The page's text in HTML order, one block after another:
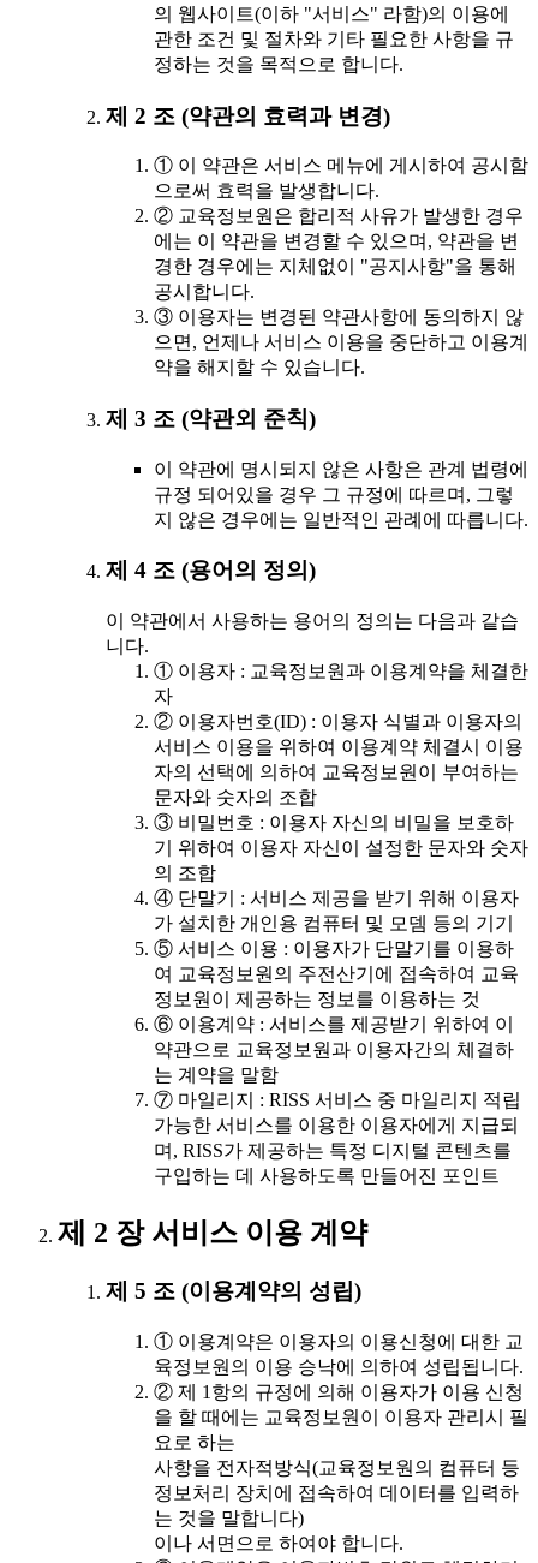
의 웹사이트(이하 "서비스" 라함)의 이용에
관한 조건 및 절차와 기타 필요한 사항을 규
정하는 것을 목적으로 합니다.
제 2 조 (약관의 효력과 변경)
① 이 약관은 서비스 메뉴에 게시하여 공시함
으로써 효력을 발생합니다.
② 교육정보원은 합리적 사유가 발생한 경우
에는 이 약관을 변경할 수 있으며, 약관을 변
경한 경우에는 지체없이 "공지사항"을 통해
공시합니다.
③ 이용자는 변경된 약관사항에 동의하지 않
으면, 언제나 서비스 이용을 중단하고 이용계
약을 해지할 수 있습니다.
제 3 조 (약관외 준칙)
이 약관에 명시되지 않은 사항은 관계 법령에
규정 되어있을 경우 그 규정에 따르며, 그렇
지 않은 경우에는 일반적인 관례에 따릅니다.
제 4 조 (용어의 정의)
이 약관에서 사용하는 용어의 정의는 다음과 같습
니다.
① 이용자 : 교육정보원과 이용계약을 체결한
자
② 이용자번호(ID) : 이용자 식별과 이용자의
서비스 이용을 위하여 이용계약 체결시 이용
자의 선택에 의하여 교육정보원이 부여하는
문자와 숫자의 조합
③ 비밀번호 : 이용자 자신의 비밀을 보호하
기 위하여 이용자 자신이 설정한 문자와 숫자
의 조합
④ 단말기 : 서비스 제공을 받기 위해 이용자
가 설치한 개인용 컴퓨터 및 모뎀 등의 기기
⑤ 서비스 이용 : 이용자가 단말기를 이용하
여 교육정보원의 주전산기에 접속하여 교육
정보원이 제공하는 정보를 이용하는 것
⑥ 이용계약 : 서비스를 제공받기 위하여 이
약관으로 교육정보원과 이용자간의 체결하
는 계약을 말함
⑦ 마일리지 : RISS 서비스 중 마일리지 적립
가능한 서비스를 이용한 이용자에게 지급되
며, RISS가 제공하는 특정 디지털 콘텐츠를
구입하는 데 사용하도록 만들어진 포인트
제 2 장 서비스 이용 계약
제 5 조 (이용계약의 성립)
① 이용계약은 이용자의 이용신청에 대한 교
육정보원의 이용 승낙에 의하여 성립됩니다.
② 제 1항의 규정에 의해 이용자가 이용 신청
을 할 때에는 교육정보원이 이용자 관리시 필
요로 하는
사항을 전자적방식(교육정보원의 컴퓨터 등
정보처리 장치에 접속하여 데이터를 입력하
는 것을 말합니다)
이나 서면으로 하여야 합니다.